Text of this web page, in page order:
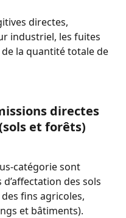
directes,
industriel, les fuites
la quantité totale de
directes
et forêts)
catégorie sont
des sols
fins agricoles,
et bâtiments).